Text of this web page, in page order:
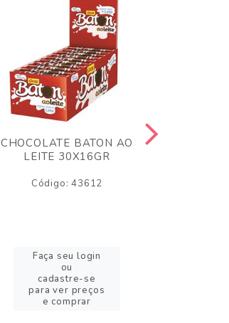
CHOCOLATE BATON AO
LEITE 30X16GR
Código: 43612
Faça seu login
ou
cadastre-se
para ver preços
e comprar